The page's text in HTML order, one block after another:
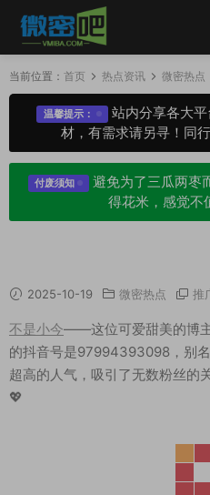
当前位置： 首页 热点资讯 微密热点
温馨提示：
站内分享各大
材，有需求请另寻！同
付废须知
避免为了三瓜两枣
得花米，感觉不
2025-10-19 微密热点 推
不是小今——这位可爱甜美的博
的抖音号是97994393098，别
超高的人气，吸引了无数粉丝的
💖